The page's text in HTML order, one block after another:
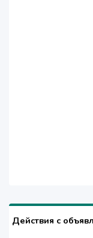
Действия с